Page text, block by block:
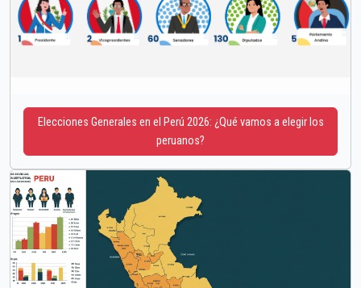
Elecciones Generales en el Perú 2026: ¿Qué vamos a elegir los
peruanos?